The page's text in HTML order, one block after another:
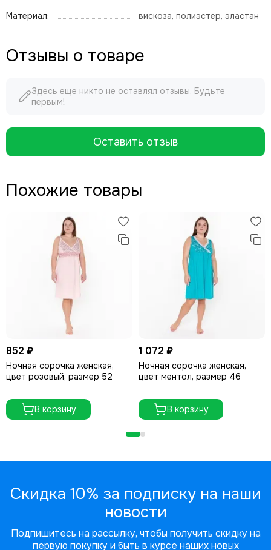
Материал:
вискоза, полиэстер, эластан
Отзывы о товаре
Здесь еще никто не оставлял отзывы. Будьте
первым!
Оставить отзыв
Похожие товары
852 ₽
Ночная сорочка женская,
цвет розовый, размер 52
В корзину
1 072 ₽
Ночная сорочка женская,
цвет ментол, размер 46
В корзину
Скидка 10% за подписку на наши
новости
Подпишитесь на рассылку, чтобы получить скидку на
первую покупку и быть в курсе наших новых